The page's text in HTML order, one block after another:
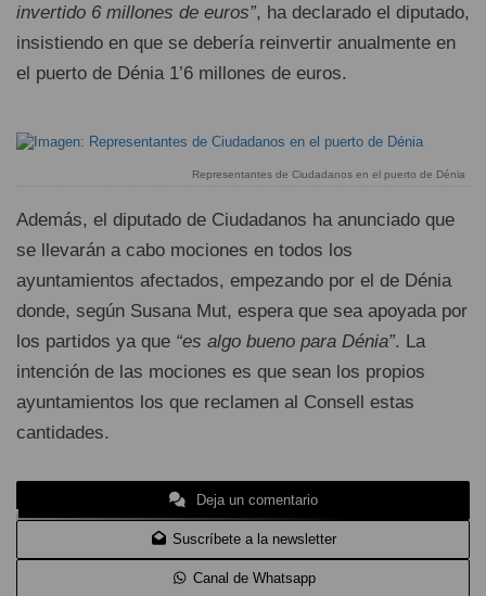
invertido 6 millones de euros”, ha declarado el diputado,
insistiendo en que se debería reinvertir anualmente en
el puerto de Dénia 1’6 millones de euros.
Representantes de Ciudadanos en el puerto de Dénia
Además, el diputado de Ciudadanos ha anunciado que
se llevarán a cabo mociones en todos los
ayuntamientos afectados, empezando por el de Dénia
donde, según Susana Mut, espera que sea apoyada por
los partidos ya que “es algo bueno para Dénia”. La
intención de las mociones es que sean los propios
ayuntamientos los que reclamen al Consell estas
cantidades.
Deja un comentario
Suscríbete a la newsletter
Canal de Whatsapp